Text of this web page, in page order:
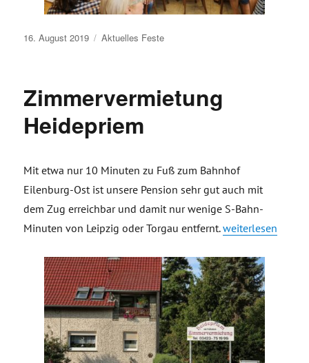
Veröffentlicht
16. August 2019 Aktuelles Feste
Zimmervermietung
Heidepriem
Mit etwa nur 10 Minuten zu Fuß zum Bahnhof
Eilenburg-Ost ist unsere Pension sehr gut auch mit
dem Zug erreichbar und damit nur wenige S-Bahn-
Minuten von Leipzig oder Torgau entfernt.weiterlesen